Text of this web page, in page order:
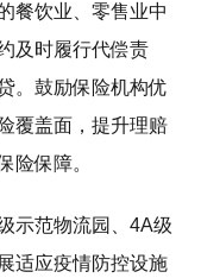
餐饮业、零售业中
及时履行代偿责
。鼓励保险机构优
覆盖面，提升理赔
险保障。
示范物流园、4A级
适应疫情防控设施